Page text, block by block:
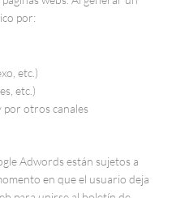
por:
etc.)
etc.)
otros canales
Adwords están sujetos a
en que el usuario deja